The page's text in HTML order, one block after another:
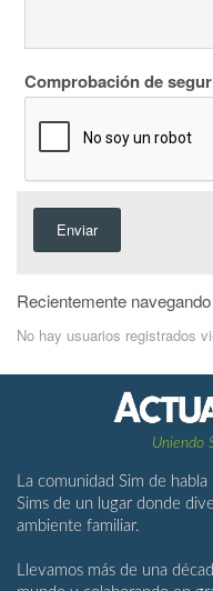
Comprobación de
Enviar
Recientemente navegando
No hay usuarios registrados
Uniendo
La comunidad Sim de
Sims de un lugar donde
ambiente familiar.
Llevamos más de una